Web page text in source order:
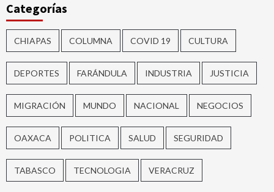
Categorías
CHIAPAS COLUMNA COVID 19 CULTURA
DEPORTES FARÁNDULA INDUSTRIA JUSTICIA
MIGRACIÓN MUNDO NACIONAL NEGOCIOS
OAXACA POLITICA SALUD SEGURIDAD
TABASCO TECNOLOGIA VERACRUZ